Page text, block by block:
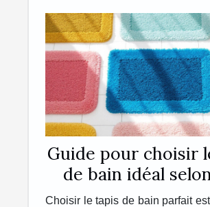
Guide pour choisir
de bain idéal
besoins
Choisir le tapis de bain parfait